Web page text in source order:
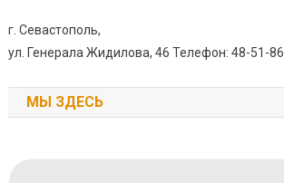
г. Севастополь,
ул. Генерала Жидилова, 46 Телефон: 48-51-86
МЫ ЗДЕСЬ